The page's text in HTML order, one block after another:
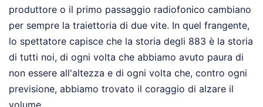
produttore o il primo passaggio radiofonico cambiano
per sempre la traiettoria di due vite. In quel frangente,
lo spettatore capisce che la storia degli 883 è la storia
di tutti noi, di ogni volta che abbiamo avuto paura di
non essere all'altezza e di ogni volta che, contro ogni
previsione, abbiamo trovato il coraggio di alzare il
volume.